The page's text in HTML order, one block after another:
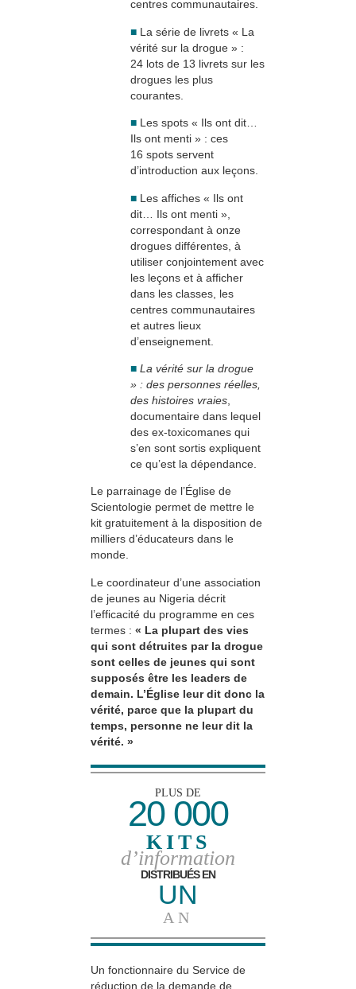
centres communautaires.
■ La série de livrets « La
vérité sur la drogue » :
24 lots de 13 livrets sur les
drogues les plus
courantes.
■ Les spots « Ils ont dit…
Ils ont menti » : ces
16 spots servent
d’introduction aux leçons.
■ Les affiches « Ils ont
dit… Ils ont menti »,
correspondant à onze
drogues différentes, à
utiliser conjointement avec
les leçons et à afficher
dans les classes, les
centres communautaires
et autres lieux
d’enseignement.
■ La vérité sur la drogue
» : des personnes réelles,
des histoires vraies
documentaire dans lequel
des ex-toxicomanes qui
s’en sont sortis expliquent
ce qu’est la dépendance.
Le parrainage de l’Église de
Scientologie permet de mettre le
kit gratuitement à la disposition de
milliers d’éducateurs dans le
monde.
Le coordinateur d’une association
de jeunes au Nigeria décrit
l’efficacité du programme en ces
termes : « La plupart des vies
qui sont détruites par la drogue
sont celles de jeunes qui sont
supposés être les leaders de
demain. L’Église leur dit donc la
vérité, parce que la plupart du
temps, personne ne leur dit la
vérité. »
PLUS DE
20 000
KITS
d’information
DISTRIBUÉS EN
UN
AN
Un fonctionnaire du Service de
réduction de la demande de